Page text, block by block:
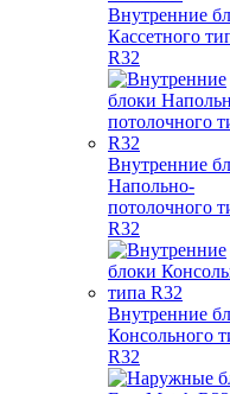
Внутренние
Кассетного
R32
Внутренние
Напольно-
потолочного
R32
Внутренние
Консольного
R32